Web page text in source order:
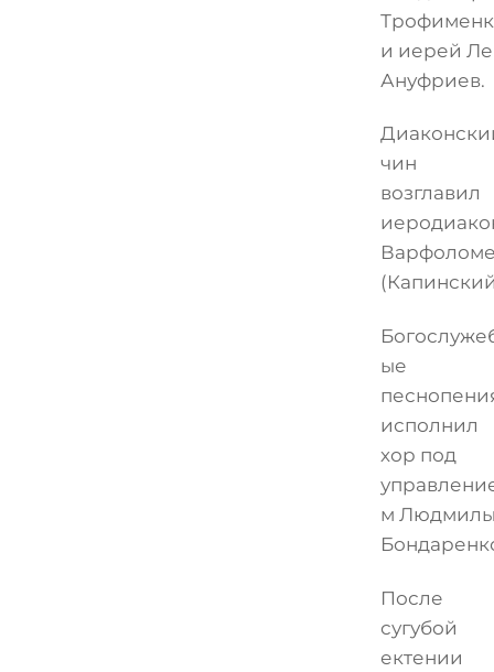
и иерей
Ануфриев.
чин
возглавил
ые
исполнил
хор под
м
После
сугубой
ектении